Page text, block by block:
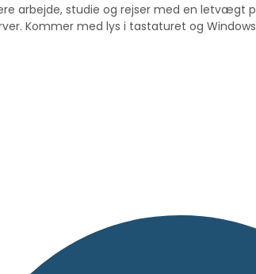
arbejde, studie og rejser med en letvægt
Kommer med lys i tastaturet og Windows